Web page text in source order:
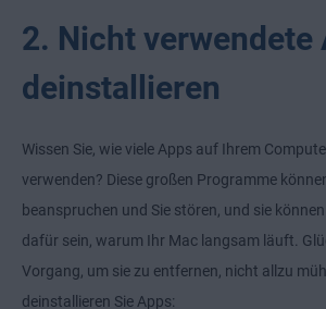
2. Nicht verwendete
deinstallieren
Wissen Sie, wie viele Apps auf Ihrem
verwenden? Diese großen Programme
beanspruchen und Sie stören, und sie
dafür sein, warum Ihr Mac langsam läuft.
Vorgang, um sie zu entfernen, nicht allzu
deinstallieren Sie Apps: